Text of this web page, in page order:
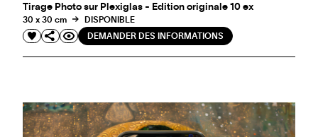
Tirage Photo sur Plexiglas - Edition originale 10 ex
30 x 30 cm
DISPONIBLE
DEMANDER DES INFORMATIONS